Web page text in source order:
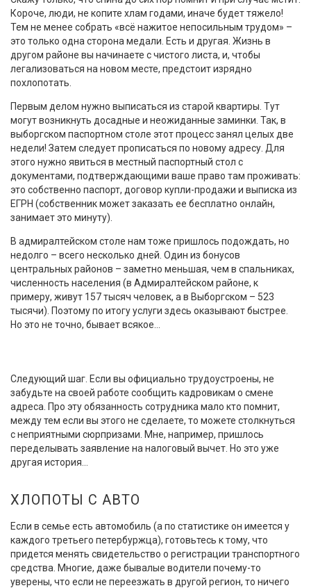
Короче, люди, не копите хлам годами, иначе будет тяжело!
Тем не менее собрать «всё нажитое непосильным трудом» –
это только одна сторона медали. Есть и другая. Жизнь в
другом районе вы начинаете с чистого листа, и, чтобы
легализоваться на новом месте, предстоит изрядно
похлопотать.
Первым делом нужно выписаться из старой квартиры. Тут
могут возникнуть досадные и неожиданные заминки. Так, в
выборгском паспортном столе этот процесс занял целых две
недели! Затем следует прописаться по новому адресу. Для
этого нужно явиться в местный паспортный стол с
документами, подтверждающими ваше право там проживать:
это собственно паспорт, договор купли-продажи и выписка из
ЕГРН (собственник может заказать ее бесплатно онлайн,
занимает это минуту).
В адмиралтейском столе нам тоже пришлось подождать, но
недолго – всего несколько дней. Один из бонусов
центральных районов – заметно меньшая, чем в спальниках,
численность населения (в Адмиралтейском районе, к
примеру, живут 157 тысяч человек, а в Выборгском – 523
тысячи). Поэтому по итогу услуги здесь оказывают быстрее.
Но это не точно, бывает всякое…
Следующий шаг. Если вы официально трудоустроены, не
забудьте на своей работе сообщить кадровикам о смене
адреса. Про эту обязанность сотрудника мало кто помнит,
между тем если вы этого не сделаете, то можете столкнуться
с неприятными сюрпризами. Мне, например, пришлось
переделывать заявление на налоговый вычет. Но это уже
другая история…
ХЛОПОТЫ С АВТО
Если в семье есть автомобиль (а по статистике он имеется у
каждого третьего петербуржца), готовьтесь к тому, что
придется менять свидетельство о регистрации транспортного
средства. Многие, даже бывалые водители почему-то
уверены, что если не переезжать в другой регион, то ничего